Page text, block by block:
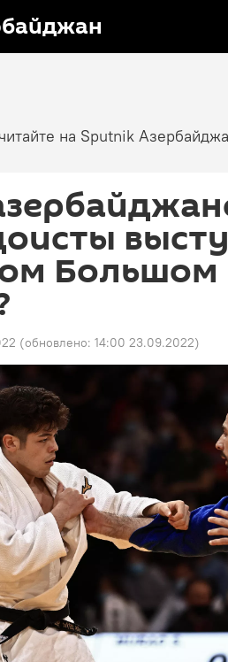
на Sputnik
(обновлено: 14:00 23.09.2022)